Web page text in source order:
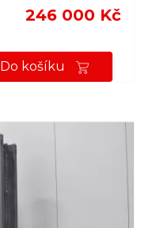
246 000 Kč
Do košíku